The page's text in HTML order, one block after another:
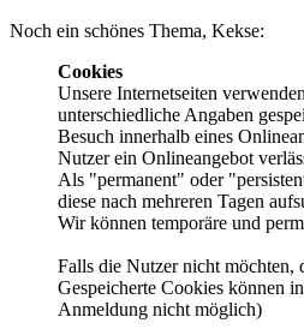
Noch ein schönes Thema, Kekse:
Cookies
Unsere Internetseiten
unterschiedliche Angaben
Besuch innerhalb eines
Nutzer ein Onlineangebot
Als "permanent" oder
diese nach mehreren Tagen
Wir können temporäre und
Falls die Nutzer nicht möchten,
Gespeicherte Cookies können
Anmeldung nicht möglich)